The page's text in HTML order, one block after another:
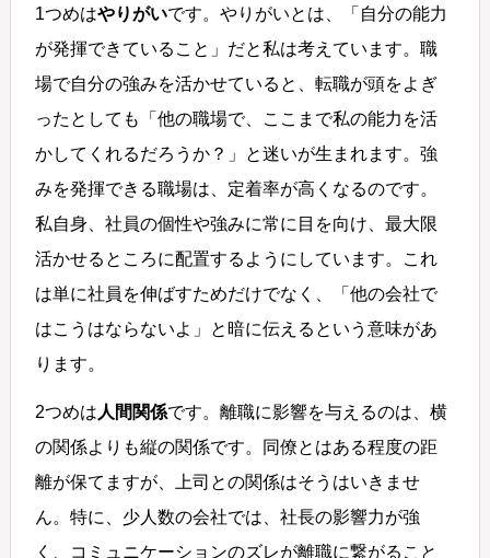
1つめはやりがいです。やりがいとは、「自分の能力
が発揮できていること」だと私は考えています。職
場で自分の強みを活かせていると、転職が頭をよぎ
ったとしても「他の職場で、ここまで私の能力を活
かしてくれるだろうか？」と迷いが生まれます。強
みを発揮できる職場は、定着率が高くなるのです。
私自身、社員の個性や強みに常に目を向け、最大限
活かせるところに配置するようにしています。これ
は単に社員を伸ばすためだけでなく、「他の会社で
はこうはならないよ」と暗に伝えるという意味があ
ります。
2つめは 人間関係です。離職に影響を与えるのは、横
の関係よりも縦の関係です。同僚とはある程度の距
離が保てますが、上司との関係はそうはいきませ
ん。特に、少人数の会社では、社長の影響力が強
く、コミュニケーションのズレが離職に繋がること